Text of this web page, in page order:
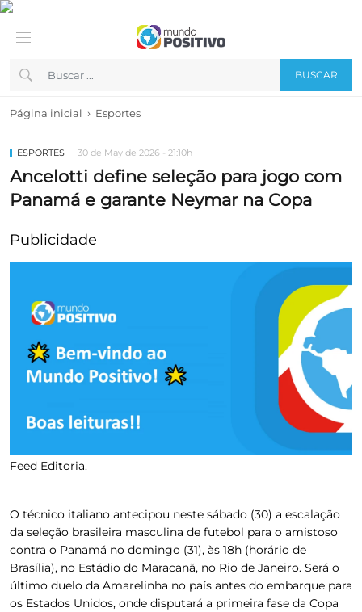
BUSCAR
Página inicial › Esportes
ESPORTES 30 de May de 2026 - 21:10h
Ancelotti define seleção para jogo com
Panamá e garante Neymar na Copa
Publicidade
Feed Editoria.
O técnico italiano antecipou neste sábado (30) a escalação
da seleção brasileira masculina de futebol para o amistoso
contra o Panamá no domingo (31), às 18h (horário de
Brasília), no Estádio do Maracanã, no Rio de Janeiro. Será o
último duelo da Amarelinha no país antes do embarque para
os Estados Unidos, onde disputará a primeira fase da Copa